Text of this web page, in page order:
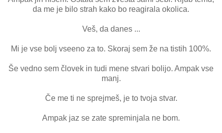
da me je bilo strah kako bo reagirala okolica.
Veš, da danes ...
Mi je vse bolj vseeno za to. Skoraj sem že na tistih 100%.
Še vedno sem človek in tudi mene stvari bolijo. Ampak vse
manj.
Če me ti ne sprejmeš, je to tvoja stvar.
Ampak jaz se zate spreminjala ne bom.